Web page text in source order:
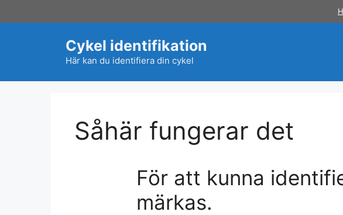
till
Cykel identifikation
Här kan du identifiera din cykel
Såhär fungerar det
För att kunna
märkas.